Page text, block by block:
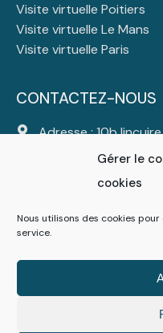
Gérer le
cookies
Nous utilisons des cookies
service.
Visite virtuelle Poitiers
Visite virtuelle Le Mans
Visite virtuelle Paris
CONTACTEZ-NOUS
Adresse : 10b lincuire
44310 Saint Colomban
06 23 23 47 25